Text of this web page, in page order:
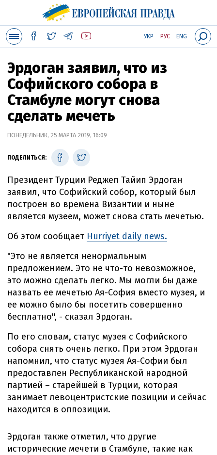
УКР РУС ENG
Эрдоган заявил, что из
Софийского собора в
Стамбуле могут снова
сделать мечеть
ПОНЕДЕЛЬНИК, 25 МАРТА 2019, 16:09
ПОДЕЛИТЬСЯ:
Президент Турции Реджеп Тайип Эрдоган
заявил, что Софийский собор, который был
построен во времена Византии и ныне
является музеем, может снова стать мечетью.
Об этом сообщает Hurriyet daily news.
"Это не является ненормальным
предложением. Это не что-то невозможное,
это можно сделать легко. Мы могли бы даже
назвать ее мечетью Ая-София вместо музея, и
ее можно было бы посетить совершенно
бесплатно", - сказал Эрдоган.
По его словам, статус музея с Софийского
собора снять очень легко. При этом Эрдоган
напомнил, что статус музея Ая-Софии был
предоставлен Республиканской народной
партией – старейшей в Турции, которая
занимает левоцентристские позиции и сейчас
находится в оппозиции.
Эрдоган также отметил, что другие
исторические мечети в Стамбуле, такие как